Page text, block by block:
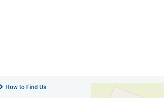
How to Find Us